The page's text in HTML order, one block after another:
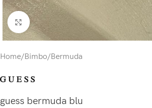
Click to enlarge
Home/Bimbo/Bermuda
guess bermuda blu